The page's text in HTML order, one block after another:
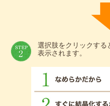
選択肢をクリックする
表示されます。